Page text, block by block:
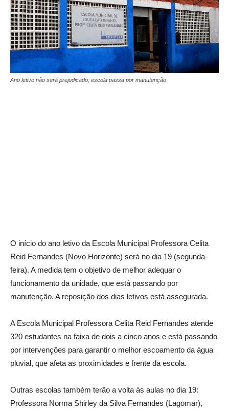
Ano letivo não será prejudicado; escola passa por manutenção
O início do ano letivo da Escola Municipal Professora Celita
Reid Fernandes (Novo Horizonte) será no dia 19 (segunda-
feira). A medida tem o objetivo de melhor adequar o
funcionamento da unidade, que está passando por
manutenção. A reposição dos dias letivos está assegurada.
A Escola Municipal Professora Celita Reid Fernandes atende
320 estudantes na faixa de dois a cinco anos e está passando
por intervenções para garantir o melhor escoamento da água
pluvial, que afeta as proximidades e frente da escola.
Outras escolas também terão a volta às aulas no dia 19:
Professora Norma Shirley da Silva Fernandes (Lagomar),